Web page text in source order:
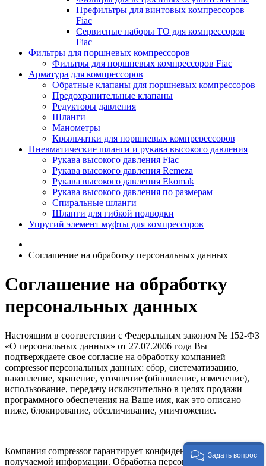
Префильтры для винтовых компрессоров
Fiac
Сервисные наборы ТО для компрессоров
Fiac
Фильтры для поршневых компрессоров
Фильтры для поршневых компрессоров Fiac
Арматура для компрессоров
Обратные клапаны для поршневых компрессоров
Предохранительные клапаны
Редукторы давления
Шланги
Манометры
Крыльчатки для поршневых компререссоров
Пневматические шланги и рукава высокого давления
Рукава высокого давления Fiac
Рукава высокого давления Remeza
Рукава высокого давления Ekomak
Рукава высокого давления по размерам
Спиральные шланги
Шланги для гибкой подводки
Упругий элемент муфты для компрессоров
Соглашение на обработку персональных данных
Соглашение на обработку
персональных данных
Настоящим в соответствии с Федеральным законом № 152-ФЗ
«О персональных данных» от 27.07.2006 года Вы
подтверждаете свое согласие на обработку компанией
compressor персональных данных: сбор, систематизацию,
накопление, хранение, уточнение (обновление, изменение),
использование, передачу исключительно в целях продажи
программного обеспечения на Ваше имя, как это описано
ниже, блокирование, обезличивание, уничтожение.
Компания compressor гарантирует конфиденциальность
получаемой информации. Обработка персональных данных
Задать вопрос